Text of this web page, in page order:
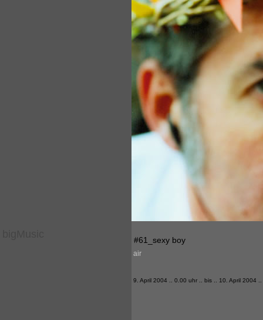
#61_sexy boy
air
9. April 2004 .. 0.00 uhr .. bis .. 10. April 2004